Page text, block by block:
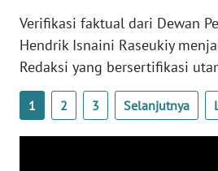
Verifikasi faktual dari Dewan
Hendrik Isnaini Raseukiy
Redaksi yang bersertifikasi
1 2 3 Selanjutnya
WN
BABEL
WN
SUMBAR